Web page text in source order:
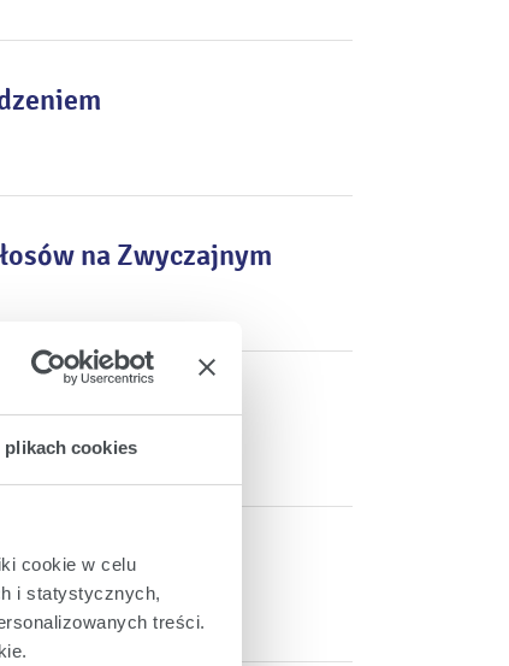
plikach cookies
cookie w celu
i statystycznych,
treści.
na Zwyczajnym
Enea S.A.
wypłaty